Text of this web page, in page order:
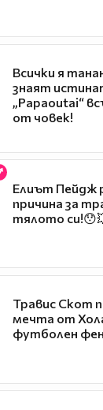
Всички я
знаят
„Papaoutai“
от човек!
Елиът Пейдж
причина за
тялото
Травис Скот
мечта от
футболен фен